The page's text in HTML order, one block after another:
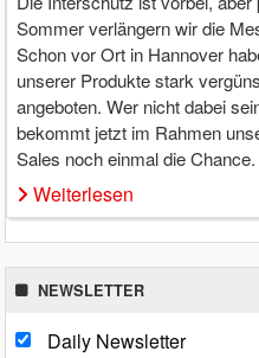
Sommer verlängern wir die
Schon vor Ort in Hannover
unserer Produkte stark
angeboten. Wer nicht dabei
bekommt jetzt im Rahmen
Sales noch einmal die Chance.
Weiterlesen
NEWSLETTER
Daily Newsletter